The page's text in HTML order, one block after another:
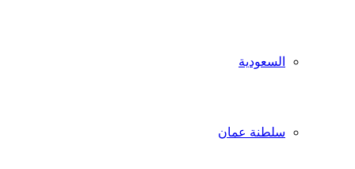
السعودية
سلطنة عمان